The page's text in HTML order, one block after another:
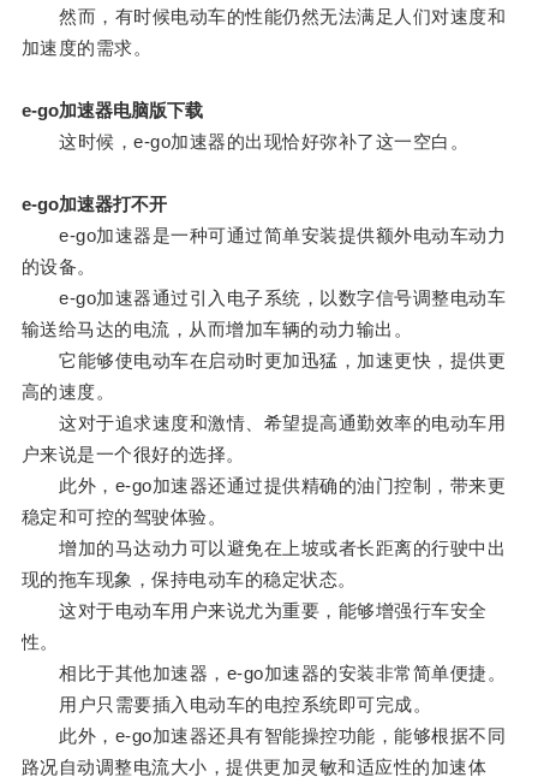
然而，有时候电动车的性能仍然无法满足人们对速度和
加速度的需求。
e-go加速器电脑版下载
这时候，e-go加速器的出现恰好弥补了这一空白。
e-go加速器打不开
e-go加速器是一种可通过简单安装提供额外电动车动力
的设备。
e-go加速器通过引入电子系统，以数字信号调整电动车
输送给马达的电流，从而增加车辆的动力输出。
它能够使电动车在启动时更加迅猛，加速更快，提供更
高的速度。
这对于追求速度和激情、希望提高通勤效率的电动车用
户来说是一个很好的选择。
此外，e-go加速器还通过提供精确的油门控制，带来更
稳定和可控的驾驶体验。
增加的马达动力可以避免在上坡或者长距离的行驶中出
现的拖车现象，保持电动车的稳定状态。
这对于电动车用户来说尤为重要，能够增强行车安全
性。
相比于其他加速器，e-go加速器的安装非常简单便捷。
用户只需要插入电动车的电控系统即可完成。
此外，e-go加速器还具有智能操控功能，能够根据不同
路况自动调整电流大小，提供更加灵敏和适应性的加速体